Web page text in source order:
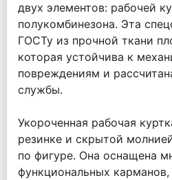
двух элементов: рабочей
полукомбинезона. Эта
ГОСТу из прочной ткани
которая устойчива к
повреждениям и
службы.
Укороченная рабочая
резинке и скрытой
по фигуре. Она оснащена
функциональных